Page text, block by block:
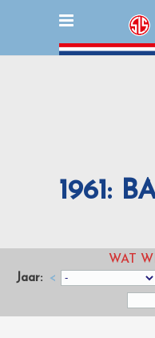
1961:
WAT
Jaar: <